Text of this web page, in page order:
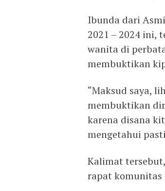
Ibunda dari
2021 – 2024 ini,
wanita di
membuktikan
“Maksud saya,
membuktikan
karena disana
mengetahui
Kalimat
rapat komunitas